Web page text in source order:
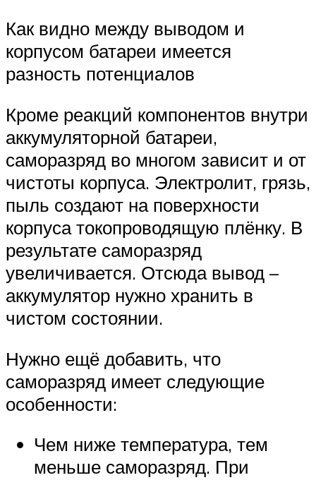
Как видно между выводом и
корпусом батареи имеется
разность потенциалов
Кроме реакций компонентов внутри
аккумуляторной батареи,
саморазряд во многом зависит и от
чистоты корпуса. Электролит, грязь,
пыль создают на поверхности
корпуса токопроводящую плёнку. В
результате саморазряд
увеличивается. Отсюда вывод –
аккумулятор нужно хранить в
чистом состоянии.
Нужно ещё добавить, что
саморазряд имеет следующие
особенности:
Чем ниже температура, тем
меньше саморазряд. При